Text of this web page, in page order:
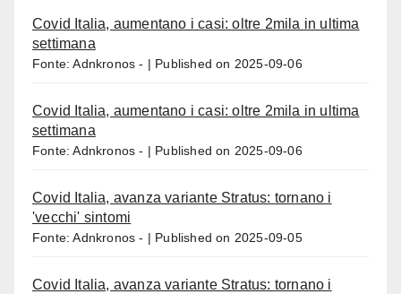
Covid Italia, aumentano i casi: oltre 2mila in ultima
settimana
Fonte: Adnkronos - Published on 2025-09-06
Covid Italia, aumentano i casi: oltre 2mila in ultima
settimana
Fonte: Adnkronos - Published on 2025-09-06
Covid Italia, avanza variante Stratus: tornano i
'vecchi' sintomi
Fonte: Adnkronos - Published on 2025-09-05
Covid Italia, avanza variante Stratus: tornano i